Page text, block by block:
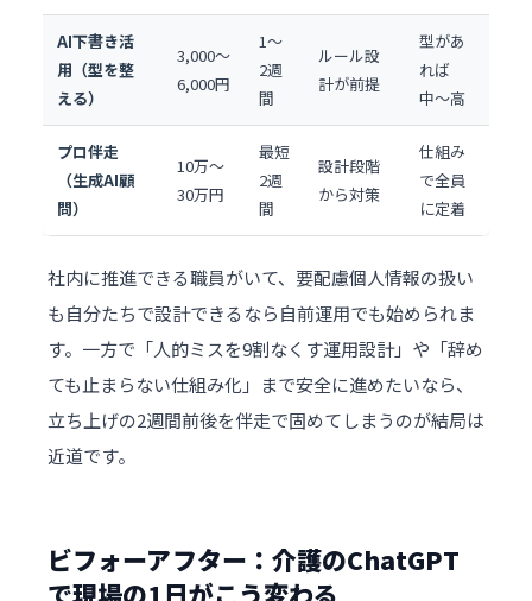
AI下書き活
用（型を整
える）
3,000〜
6,000円
1〜
2週
間
ルール設
計が前提
型があ
れば
中〜高
プロ伴走
（生成AI顧
問）
10万〜
30万円
最短
2週
間
設計段階
から対策
仕組み
で全員
に定着
社内に推進できる職員がいて、要配慮個人情報の扱い
も自分たちで設計できるなら自前運用でも始められま
す。一方で「人的ミスを9割なくす運用設計」や「辞め
ても止まらない仕組み化」まで安全に進めたいなら、
立ち上げの2週間前後を伴走で固めてしまうのが結局は
近道です。
ビフォーアフター：介護のChatGPT
で現場の1日がこう変わる